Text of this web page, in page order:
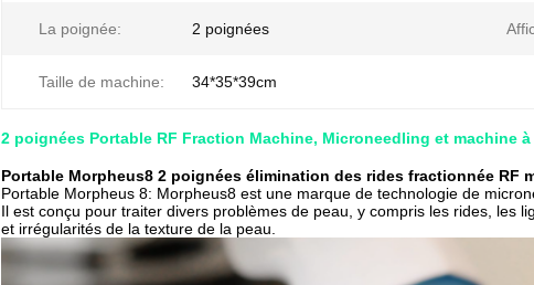
La poignée: 2 poignées
Taille de machine: 34*35*39cm
2 poignées Portable RF Fraction Machine, Microneedling et machine
Portable Morpheus8 2 poignées élimination des rides fractionnée RF
Portable Morpheus 8: Morpheus8 est une marque de technologie de
Il est conçu pour traiter divers problèmes de peau, y compris les rides, les
et irrégularités de la texture de la peau.